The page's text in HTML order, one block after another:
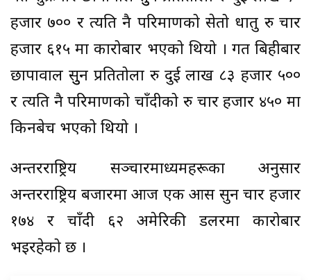
हजार ७०० र त्यति नै परिमाणको सेतो धातु रु चार
हजार ६१५ मा कारोबार भएको थियो । गत बिहीबार
छापावाल सुुन प्रतितोला रु दुई लाख ८३ हजार ५००
र त्यति नै परिमाणको चाँदीको रु चार हजार ४५० मा
किनबेच भएको थियो ।
अन्तरराष्ट्रिय सञ्चारमाध्यमहरूका अनुसार
अन्तरराष्ट्रिय बजारमा आज एक औँस सुन चार हजार
१७४ र चाँदी ६२ अमेरिकी डलरमा कारोबार
भइरहेको छ ।